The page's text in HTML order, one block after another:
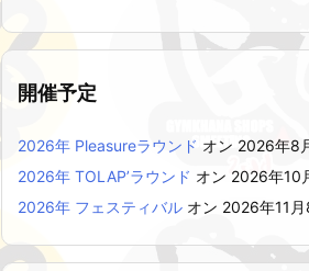
開催予定
2026年 Pleasureラウンド オン 2026年8
2026年 TOLAP’ラウンド オン 2026年10
2026年 フェスティバル オン 2026年11月